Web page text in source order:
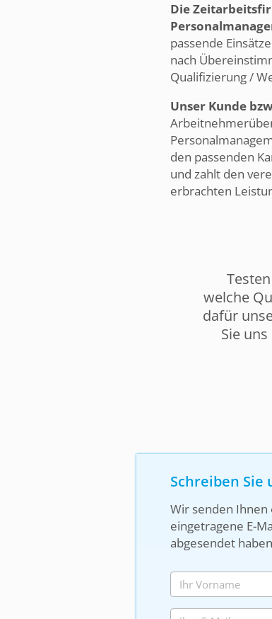
Die
passende
nach
Qualifizierung /
Unser Kunde
den passenden
und zahlt den
erbrachten
welche
dafür
Sie
Schreiben Sie
Wir senden
eingetragene E-
abgesendet